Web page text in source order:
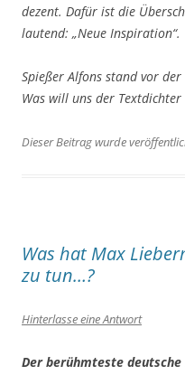
dezent. Dafür ist die
lautend: „Neue Inspiration“.
Spießer Alfons stand vor
Was will uns der
Dieser Beitrag wurde
Was hat Max
zu tun…?
Hinterlasse eine Antwort
Der berühmteste